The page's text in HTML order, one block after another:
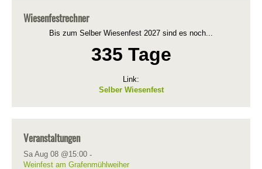
Wiesenfestrechner
Bis zum Selber Wiesenfest 2027 sind es noch...
335 Tage
Link:
Selber Wiesenfest
Veranstaltungen
Sa Aug 08 @15:00 -
Weinfest am Grafenmühlweiher